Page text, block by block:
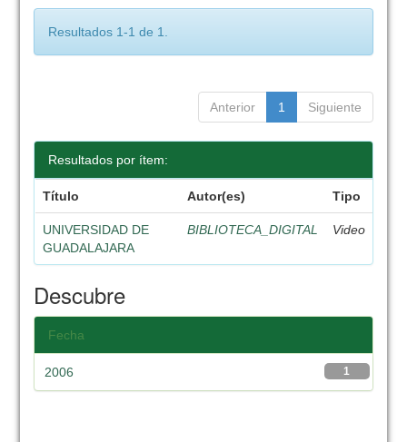
Resultados 1-1 de 1.
Anterior 1 Siguiente
Resultados por ítem:
Título Autor(es) Tipo
UNIVERSIDAD DE
GUADALAJARA
BIBLIOTECA_DIGITAL Video
Descubre
Fecha
1
2006